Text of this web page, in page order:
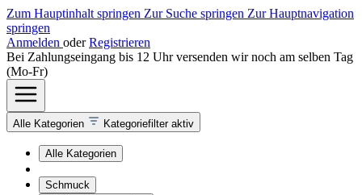
Zum Hauptinhalt springen Zur Suche springen Zur Hauptnavigation
springen
Anmelden oder Registrieren
Bei Zahlungseingang bis 12 Uhr versenden wir noch am selben Tag
(Mo-Fr)
Alle Kategorien Kategoriefilter aktiv
Alle Kategorien
Schmuck